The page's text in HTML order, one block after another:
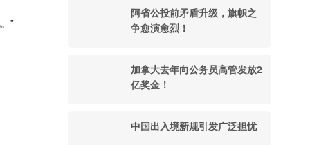
”
阿省公投前矛盾升级，旗帜之
争愈演愈烈！
加拿大去年向公务员高管发放2
亿奖金！
中国出入境新规引发广泛担忧